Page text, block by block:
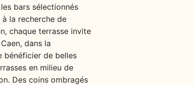
bars sélectionnés
la recherche de
chaque terrasse invite
dans la
bénéficier de belles
en milieu de
Des coins ombragés